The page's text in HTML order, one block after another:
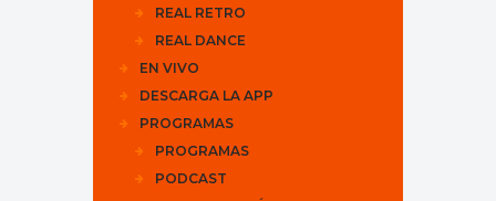
REAL RETRO
REAL DANCE
EN VIVO
DESCARGA LA APP
PROGRAMAS
PROGRAMAS
PODCAST